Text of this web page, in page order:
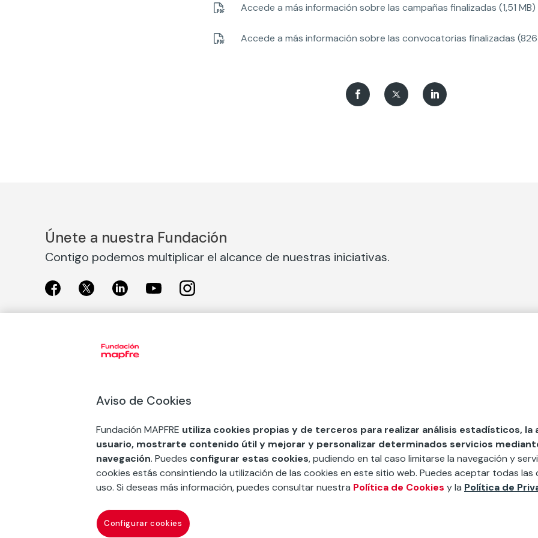
Accede a más información sobre las campañas finalizadas (1,51 MB)
Accede a más información sobre las convocatorias finalizadas (826
Únete a nuestra Fundación
Contigo podemos multiplicar el alcance de nuestras iniciativas.
Exposiciones en Barcelona
COMPRAR ENTRADA
Premios y ayudas
FSE+
Contacto
Nuestros Podcast
Sistema Interno de Información
Sala de Prensa
Aviso de Cookies
Fundación MAPFRE utiliza cookies propias y de terceros para realizar análisis estadísticos, la
usuario, mostrarte contenido útil y mejorar y personalizar determinados servicios
navegación. Puedes configurar estas cookies, pudiendo en tal caso limitarse la navegación y
cookies estás consintiendo la utilización de las cookies en este sitio web. Puedes aceptar todas las
uso. Si deseas más información, puedes consultar nuestra Política de Cookies y la Política de
Configurar cookies